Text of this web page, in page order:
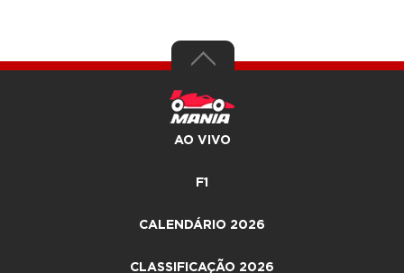
AO VIVO
F1
CALENDÁRIO 2026
CLASSIFICAÇÃO 2026